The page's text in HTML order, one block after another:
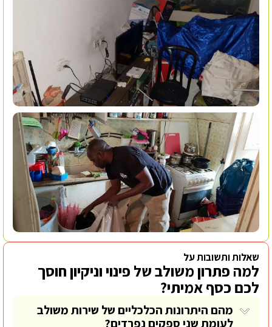
שאלות ותשובות על
למה פתרון משולב של פינוי וניקיון חוסך
לכם כסף אמיתי?
מהם היתרונות הכלכליים של שירות משולב
לעומת שני ספקים נפרדים?